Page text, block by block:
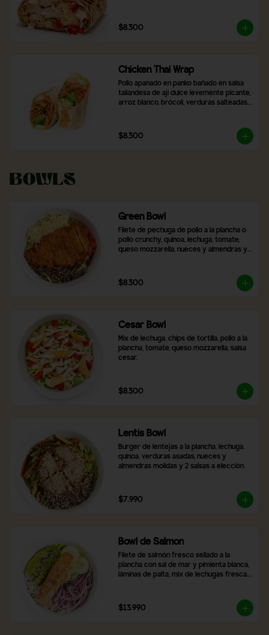
$8.300
Chicken Thai Wrap
Pollo apanado en panko bañado en salsa
tailandesa de ají dulce levemente picante,
arroz blanco, brócoli, verduras salteadas
$8.300
Bowls
Green Bowl
Filete de pechuga de pollo a la plancha o
pollo crunchy, quinoa, lechuga, tomate,
queso mozzarella, nueces y almendras y
$8.300
Cesar Bowl
Mix de lechuga, chips de tortilla, pollo a la
plancha, tomate, queso mozzarella, salsa
cesar.
$8.300
Lentis Bowl
Burger de lentejas a la plancha, lechuga,
quinoa, verduras asadas, nueces y
almendras molidas y 2 salsas a elección.
$7.990
Bowl de Salmon
Filete de salmón fresco sellado a la
plancha con sal de mar y pimienta blanca,
láminas de palta, mix de lechugas frescas,
tostado.
$13.990